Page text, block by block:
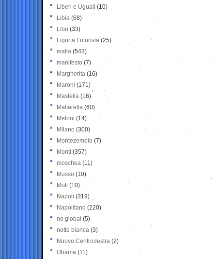
Liberi e Uguali (10)
Libia (68)
Libri (33)
Liguria Futurista (25)
mafia (543)
manifesto (7)
Margherita (16)
Maroni (171)
Mastella (16)
Mattarella (60)
Meloni (14)
Milano (300)
Montezemolo (7)
Monti (357)
moschea (11)
Musso (10)
Muti (10)
Napoli (319)
Napolitano (220)
no global (5)
notte bianca (3)
Nuovo Centrodestra (2)
Obama (11)